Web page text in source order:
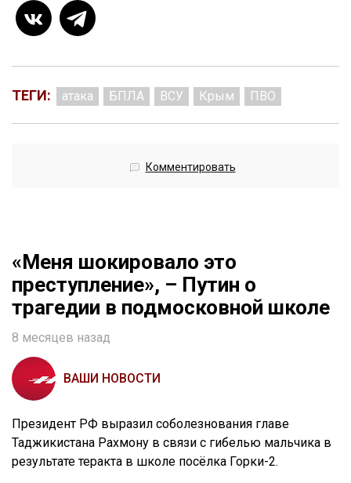
ТЕГИ: атака БПЛА ВСУ Крым ПВО
Комментировать
«Меня шокировало это
преступление», – Путин о
трагедии в подмосковной школе
8 месяцев назад
ВАШИ НОВОСТИ
Президент РФ выразил соболезнования главе
Таджикистана Рахмону в связи с гибелью мальчика в
результате теракта в школе посёлка Горки-2.